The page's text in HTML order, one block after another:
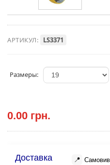
АРТИКУЛ: LS3371
Размеры:
0.00 грн.
Доставка 📍